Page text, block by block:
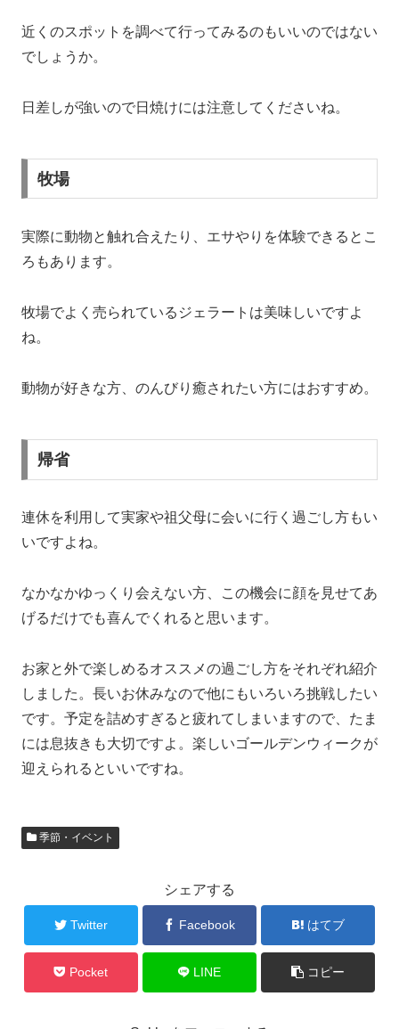
近くのスポットを調べて行ってみるのもいいのではない
でしょうか。
日差しが強いので日焼けには注意してくださいね。
牧場
実際に動物と触れ合えたり、エサやりを体験できるとこ
ろもあります。
牧場でよく売られているジェラートは美味しいですよ
ね。
動物が好きな方、のんびり癒されたい方にはおすすめ。
帰省
連休を利用して実家や祖父母に会いに行く過ごし方もい
いですよね。
なかなかゆっくり会えない方、この機会に顔を見せてあ
げるだけでも喜んでくれると思います。
お家と外で楽しめるオススメの過ごし方をそれぞれ紹介
しました。 長いお休みなので他にもいろいろ挑戦したい
です。 予定を詰めすぎると疲れてしまいますので、たま
には息抜きも大切ですよ。 楽しいゴールデンウィークが
迎えられるといいですね。
季節・イベント
シェアする
Twitter Facebook はてブ
Pocket LINE コピー